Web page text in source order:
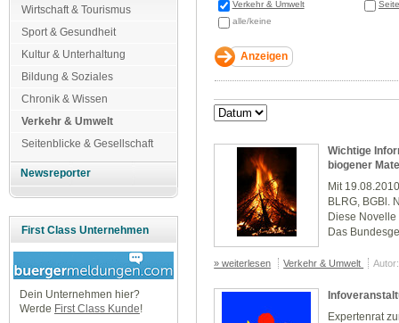
Wirtschaft & Tourismus
Sport & Gesundheit
Kultur & Unterhaltung
Bildung & Soziales
Chronik & Wissen
Verkehr & Umwelt
Seitenblicke & Gesellschaft
Newsreporter
First Class Unternehmen
Dein Unternehmen hier?
Werde First Class Kunde!
Verkehr & Umwelt
alle/keine
Wichtige
biogener
Mit
BLRG, BGBl.
Diese
Das
» weiterlesen Verkehr & Umwelt
Expertenrat